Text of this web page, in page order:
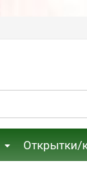
Открытки/